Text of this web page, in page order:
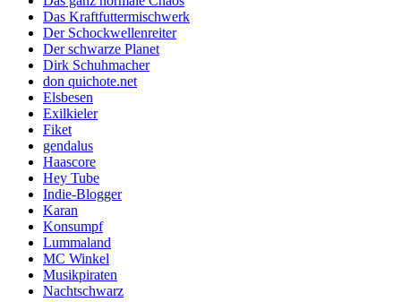
Das Kraftfuttermischwerk
Der Schockwellenreiter
Der schwarze Planet
Dirk Schuhmacher
don quichote.net
Elsbesen
Exilkieler
Fiket
gendalus
Haascore
Hey Tube
Indie-Blogger
Karan
Konsumpf
Lummaland
MC Winkel
Musikpiraten
Nachtschwarz